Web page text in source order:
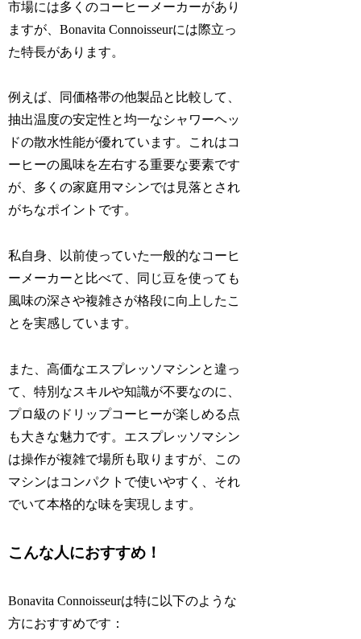
市場には多くのコーヒーメーカーがあり
ますが、Bonavita Connoisseurには際立っ
た特長があります。
例えば、同価格帯の他製品と比較して、
抽出温度の安定性と均一なシャワーヘッ
ドの散水性能が優れています。これはコ
ーヒーの風味を左右する重要な要素です
が、多くの家庭用マシンでは見落とされ
がちなポイントです。
私自身、以前使っていた一般的なコーヒ
ーメーカーと比べて、同じ豆を使っても
風味の深さや複雑さが格段に向上したこ
とを実感しています。
また、高価なエスプレッソマシンと違っ
て、特別なスキルや知識が不要なのに、
プロ級のドリップコーヒーが楽しめる点
も大きな魅力です。エスプレッソマシン
は操作が複雑で場所も取りますが、この
マシンはコンパクトで使いやすく、それ
でいて本格的な味を実現します。
こんな人におすすめ！
Bonavita Connoisseurは特に以下のような
方におすすめです：